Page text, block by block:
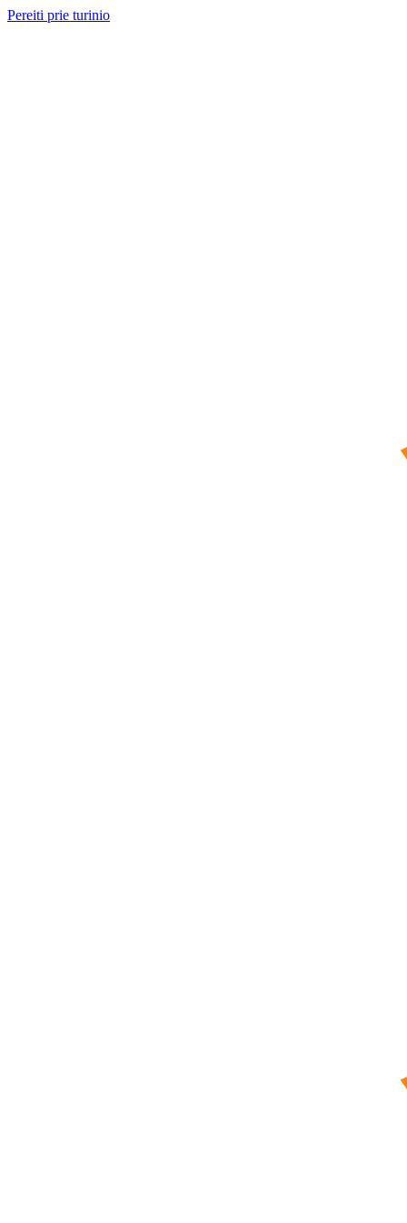
Pereiti prie turinio